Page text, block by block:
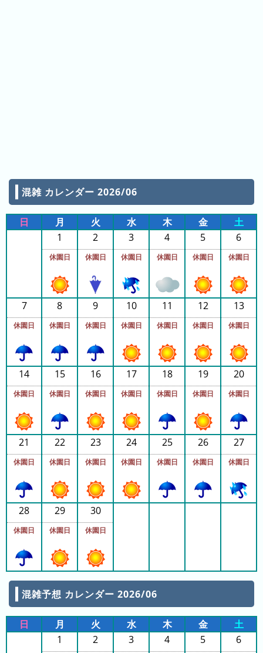
キ
ン
グ
先
ン
グ
今
年
の
ラ
キ
グ
年
の
ラ
ン
ン
今
混雑 カレンダー 2026/06
日 月 火 水 木 金
土
1
休園日
2
休園日
3
休園日
4
休園日
5
休園日
6
休園日
7
休園日
8
休園日
9
休園日
10
休園日
11
休園日
12
休園日
13
休園日
14
休園日
15
休園日
16
休園日
17
休園日
18
休園日
19
休園日
20
休園日
21
休園日
22
休園日
23
休園日
24
休園日
25
休園日
26
休園日
27
休園日
28
休園日
29
休園日
30
休園日
混雑予想 カレンダー 2026/06
日 月 火 水 木 金
土
1
2 3 4 5 6